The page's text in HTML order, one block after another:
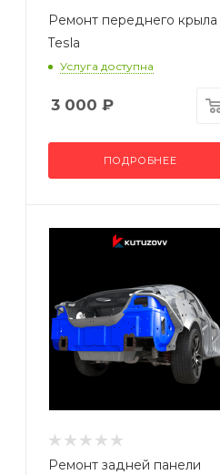
Ремонт переднего крыла
Tesla
Услуга доступна
3 000 ₽
ПОДРОБНЕЕ
Ремонт задней панели